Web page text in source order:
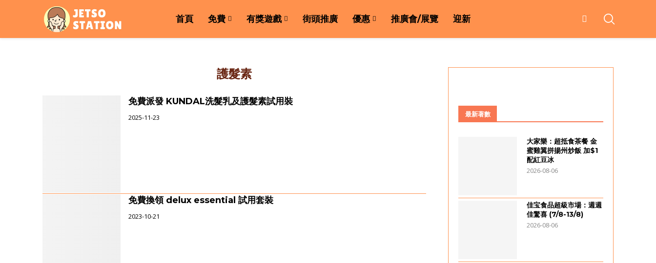
首頁 免費 有獎遊戲 街頭推廣 優惠 推廣會/展覽 迎新
護髮素
免費派發 KUNDAL洗髮乳及護髮素試用裝
2025-11-23
免費換領 delux essential 試用套裝
2023-10-21
最新著數
大家樂：超抵食茶餐 金
蜜雞翼拼揚州炒飯 加$1
配紅豆冰
2026-08-06
佳宝食品超級市場：週週
佳驚喜 (7/8-13/8)
2026-08-06